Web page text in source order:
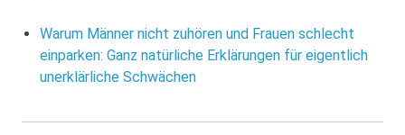
Warum Männer nicht zuhören und Frauen schlecht
einparken: Ganz natürliche Erklärungen für eigentlich
unerklärliche Schwächen